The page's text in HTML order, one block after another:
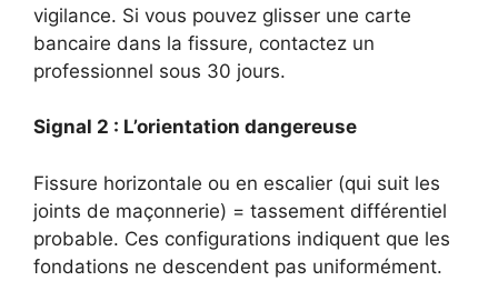
vigilance. Si vous pouvez glisser une carte
bancaire dans la fissure, contactez un
professionnel sous 30 jours.
Signal 2 : L’orientation dangereuse
Fissure horizontale ou en escalier (qui suit les
joints de maçonnerie) = tassement différentiel
probable. Ces configurations indiquent que les
fondations ne descendent pas uniformément.